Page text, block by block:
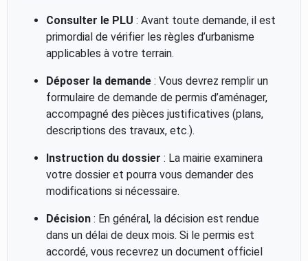
Consulter le PLU : Avant toute demande, il est
primordial de vérifier les règles d’urbanisme
applicables à votre terrain.
Déposer la demande: Vous devrez remplir un
formulaire de demande de permis d’aménager,
accompagné des pièces justificatives (plans,
descriptions des travaux, etc.).
Instruction du dossier : La mairie examinera
votre dossier et pourra vous demander des
modifications si nécessaire.
Décision: En général, la décision est rendue
dans un délai de deux mois. Si le permis est
accordé, vous recevrez un document officiel